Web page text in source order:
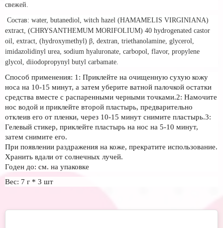
свежей.
Состав: water, butanediol, witch hazel (HAMAMELIS VIRGINIANA)
extract, (CHRYSANTHEMUM MORIFOLIUM) 40 hydrogenated castor
oil, extract, (hydroxymethyl) β , dextran, triethanolamine, glycerol,
imidazolidinyl urea, sodium hyaluronate, carbopol, flavor, propylene
glycol, diiodopropynyl butyl carbamate.
Способ применения: 1: Приклейте на очищенную сухую кожу
носа на 10-15 минут, а затем уберите ватной палочкой остатки
средства вместе с распаренными черными точками.2: Намочите
нос водой и приклейте второй пластырь, предварительно
отклеив его от пленки, через 10-15 минут снимите пластырь.3:
Гелевый стикер, приклейте пластырь на нос на 5-10 минут,
затем снимите его.
При появлении раздражения на коже, прекратите использование.
Хранить вдали от солнечных лучей.
Годен до: см. на упаковке
Вес: 7 г * 3 шт